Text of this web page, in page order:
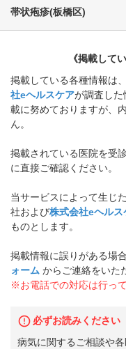
帯状疱疹(板橋区)
《掲載して
掲載している各種情報は
社eヘルスケアが調査した
載に努めておりますが、
ん。
掲載されている医院を受
に直接ご確認ください。
当サービスによって生じ
社および株式会社eヘルス
ものとします。
掲載情報に誤りがある場
ォーム からご連絡をいた
※お電話での対応は行っ
必ずお読みください
病気に関するご相談や